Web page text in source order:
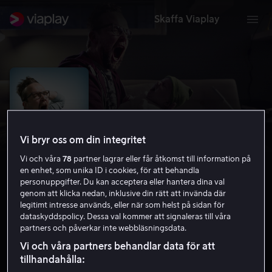
Skaffa Viaplay
Man and a Baby
HD
Vi bryr oss om din integritet
Vi och våra78 partner lagrar eller får åtkomst till information på
en enhet, som unika ID i cookies, för att behandla
personuppgifter. Du kan acceptera eller hantera dina val
genom att klicka nedan, inklusive din rätt att invända där
legitimt intresse används, eller när som helst på sidan för
dataskyddspolicy. Dessa val kommer att signaleras till våra
partners och påverkar inte webbläsningsdata.
Vi och våra partners behandlar data för att
tillhandahålla: